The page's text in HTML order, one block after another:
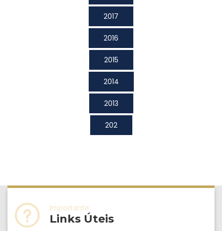
2017
2016
2015
2014
2013
202
Importante
Links Úteis